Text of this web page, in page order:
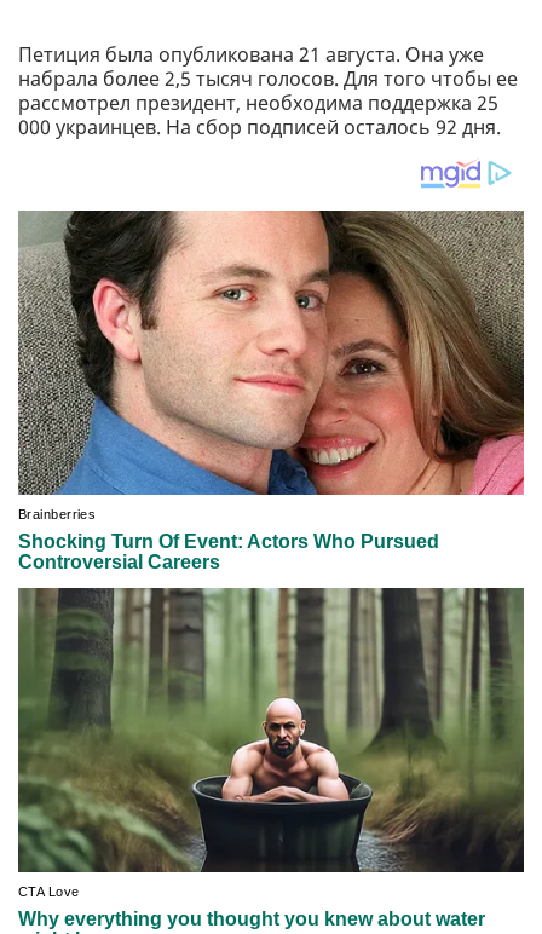
Петиция была опубликована 21 августа. Она уже
набрала более 2,5 тысяч голосов. Для того чтобы ее
рассмотрел президент, необходима поддержка 25
000 украинцев. На сбор подписей осталось 92 дня.